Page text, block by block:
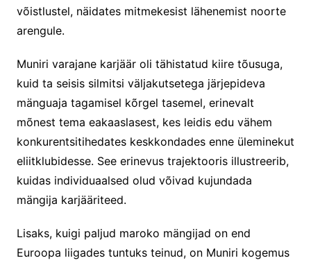
võistlustel, näidates mitmekesist lähenemist noorte
arengule.
Muniri varajane karjäär oli tähistatud kiire tõusuga,
kuid ta seisis silmitsi väljakutsetega järjepideva
mänguaja tagamisel kõrgel tasemel, erinevalt
mõnest tema eakaaslasest, kes leidis edu vähem
konkurentsitihedates keskkondades enne üleminekut
eliitklubidesse. See erinevus trajektooris illustreerib,
kuidas individuaalsed olud võivad kujundada
mängija karjääriteed.
Lisaks, kuigi paljud maroko mängijad on end
Euroopa liigades tuntuks teinud, on Muniri kogemus